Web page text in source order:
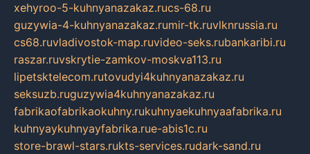
xehyroo-5-kuhnyanazakaz.rucs-68.ru
guzywia-4-kuhnyanazakaz.rumir-tk.ruvlknrussia.ru
cs68.ruvladivostok-map.ruvideo-seks.rubankaribi.ru
raszar.ruvskrytie-zamkov-moskva113.ru
lipetsktelecom.rutovudyi4kuhnyanazakaz.ru
seksuzb.ruguzywia4kuhnyanazakaz.ru
fabrikaofabrikaokuhny.rukuhnyaekuhnyaafabrika.ru
kuhnyaykuhnyayfabrika.rue-abis1c.ru
store-brawl-stars.rukts-services.rudark-sand.ru